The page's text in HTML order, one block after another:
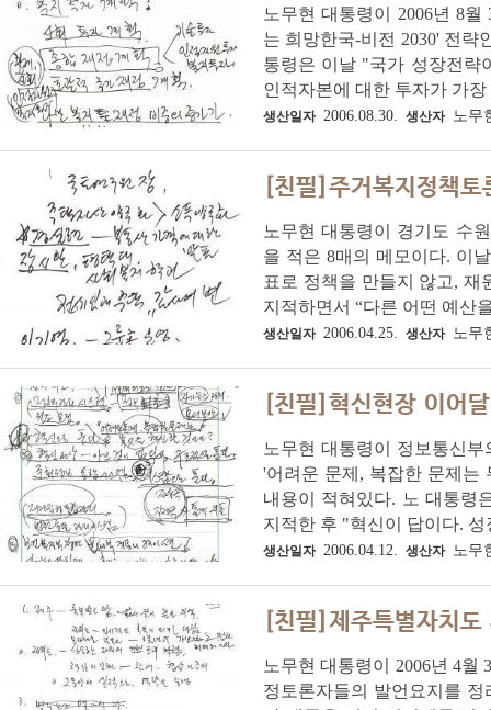
노무현 대통령이 2006년 8
는 희망한국-비전 2030' 전략
통령은 이날 "국가 성장전략
인적자본에 대한 투자가 가장
생산일자 2006.08.30. 생산자 노무
[친필]주거복지정책토
노무현 대통령이 경기도 수
을 적은 8매의 메모이다. 이
표로 정책을 만들지 않고, 재
지적하면서 “다른 어떤 예산
생산일자 2006.04.25. 생산자 노무
[친필]혁신현장 이어
노무현 대통령이 정보통신
'어려운 문제, 복잡한 문제는
내용이 적혀있다. 노 대통령
지적한 후 "혁신이 답이다. 성
생산일자 2006.04.12. 생산자 노무
[친필]제주특별자치
노무현 대통령이 2006년 4
정토론자들의 발언요지를